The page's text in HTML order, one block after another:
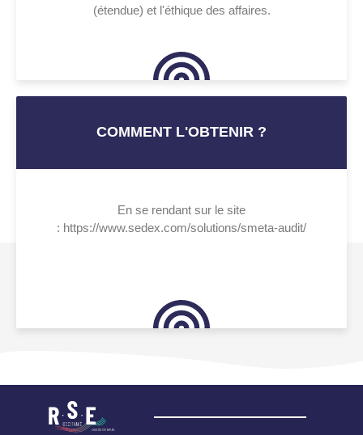
(étendue) et l'éthique des affaires.
COMMENT L'OBTENIR ?
En se rendant sur le site
: https://www.sedex.com/solutions/smeta-audit/